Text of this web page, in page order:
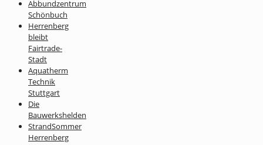
Abbundzentrum
Schönbuch
Herrenberg
bleibt
Fairtrade-
Stadt
Aquatherm
Technik
Stuttgart
Die
Bauwerkshelden
StrandSommer
Herrenberg